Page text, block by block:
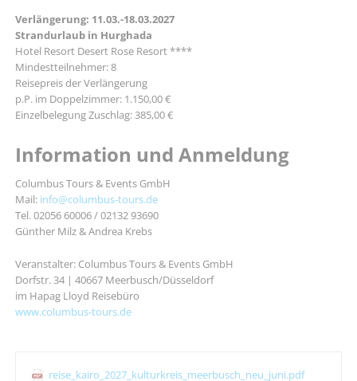
Verlängerung: 11.03.-18.03.2027
Strandurlaub in Hurghada
Hotel Resort Desert Rose Resort ****
Mindestteilnehmer: 8
Reisepreis der Verlängerung
p.P. im Doppelzimmer: 1.150,00 €
Einzelbelegung Zuschlag: 385,00 €
Information und Anmeldung
Columbus Tours & Events GmbH
Mail: info@columbus-tours.de
Tel. 02056 60006 / 02132 93690
Günther Milz & Andrea Krebs
Veranstalter: Columbus Tours & Events GmbH
Dorfstr. 34 | 40667 Meerbusch/Düsseldorf
im Hapag Lloyd Reisebüro
www.columbus-tours.de
reise_kairo_2027_kulturkreis_meerbusch_neu_juni.pdf